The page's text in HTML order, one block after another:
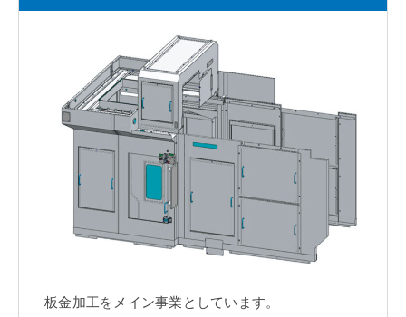
板金加工をメイン事業としています。